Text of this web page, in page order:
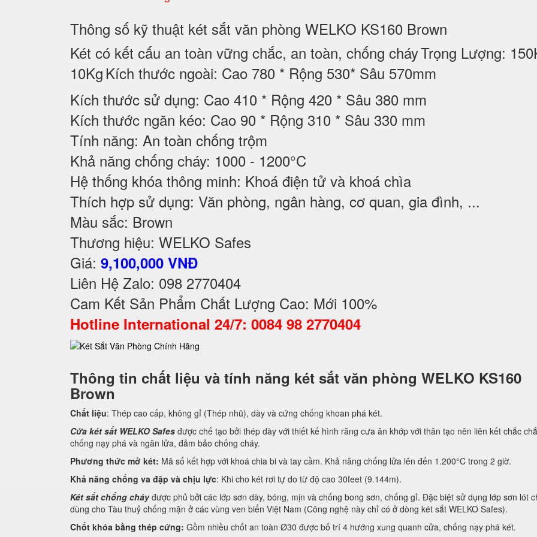
Thông số kỹ thuật két sắt văn phòng WELKO KS160 Brown
Két có kết cấu an toàn vững chắc, an toàn, chống cháyTrọng Lượng:
10Kg Kích thước ngoài: Cao 780 * Rộng 530* Sâu 570mm
Kích thước sử dụng: Cao 410 * Rộng 420 * Sâu 380 mm
Kích thước ngăn kéo: Cao 90 * Rộng 310 * Sâu 330 mm
Tính năng: An toàn chống trộm
Khả năng chống cháy: 1000 - 1200°C
Hệ thống khóa thông minh: Khoá điện tử và khoá chìa
Thích hợp sử dụng: Văn phòng, ngân hàng, cơ quan, gia đình, ...
Màu sắc: Brown
Thương hiệu: WELKO Safes
Giá: 9,100,000 VNĐ
Liên Hệ Zalo: 098 2770404
Cam Kết Sản Phẩm Chất Lượng Cao: Mới 100%
Hotline International 24/7: 0084 98 2770404
Thông tin chất liệu và tính năng két sắt văn phòng WELKO KS160
Brown
Chất liệu: Thép cao cấp, không gỉ (Thép nhũ), dày và cứng chống khoan phá két.
Cửa két sắt WELKO Safes được chế tạo bởi thép dày với thiết kế hình răng cưa ăn khớp với thân tạo nên liên kết chắc
chống nạy phá và ngăn lửa, đảm bảo chống cháy.
Phương thức mở két: Mã số kết hợp với khoá chia bi và tay cầm. Khả năng chống lửa lên đến 1.200°C trong 2 giờ.
Khả năng chống va đập và chịu lực: Khi cho két rơi tự do từ độ cao 30feet (9.144m).
Két sắt chống cháyđược phủ bởi các lớp sơn dày, bóng, mịn và chống bong sơn, chống gỉ. Đặc biệt sử dụng lớp sơn lót
dùng cho Tàu thuỷ chống mặn ở các vùng ven biển Việt Nam (Công nghệ này chỉ có ở dòng két sắt WELKO Safes).
Chốt khóa bằng thép cứng: Gồm nhiều chốt an toàn Ø30 được bố trí 4 hướng xung quanh cửa, chống nạy phá két.